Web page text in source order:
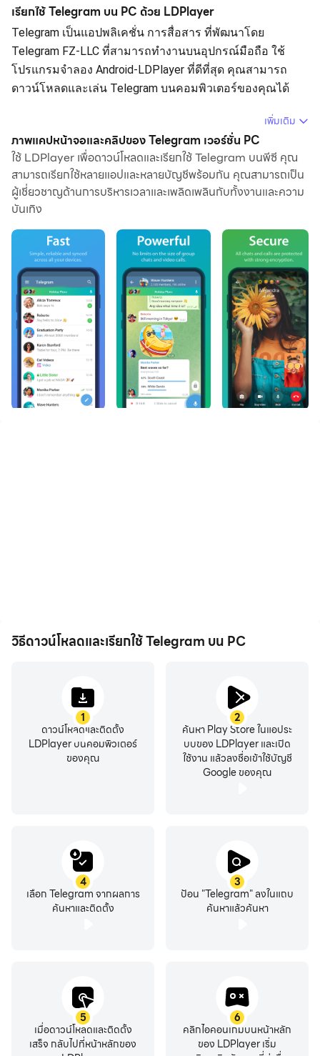
เรียกใช้ Telegram บน PC ด้วย LDPlayer
Telegram เป็นแอปพลิเคชั่น การสื่อสาร ที่พัฒนาโดย
Telegram FZ-LLC ที่สามารถทำงานบนอุปกรณ์มือถือ ใช้
โปรแกรมจำลอง Android-LDPlayer ที่ดีที่สุด คุณสามารถ
ดาวน์โหลดและเล่น Telegram บนคอมพิวเตอร์ของคุณได้
การใช้ Telegram บนคอมพิวเตอร์ คุณสามารถเรียกดูได้อย่าง
ชัดเจนบนหน้าจอขนาดใหญ่ และการควบคุมแอปพลิเคชัน
ด้วยเมาส์และคีย์บอร์ดนั้นเร็วกว่าการใช้แป้นพิมพ์หน้าจอ
สัมผัสมากและคุณจะไม่ต้องกังวลกับพลังของอุปกรณ์ของคุณ
เลย
เรียกใช้แอปพลิเคชันและบัญชีหลายรายการบนพีซีของคุณได้
ฟังก์ชันการถ่ายโอนไฟล์ทำให้การแบ่งปันรูปภาพ วิดีโอ และ
ไฟล์เป็นเรื่องง่ายมาก
ดาวน์โหลด Telegram และเรียกใช้บนพีซีของคุณ เพลิดเพลิน
ไปกับหน้าจอขนาดใหญ่และคุณภาพความคมชัดสูงของ
เวอร์ชันพีซี!
Pure instant messaging — simple, fast, secure, and synced
across all your devices. One of the top 5 most downloaded
UNLIMITED: You can send media and files, without any
require no disk space on your device, and will be securely
stored in the Telegram cloud for as long as you need it.
SECURE: We made it our mission to provide the best
security combined with ease of use. Everything on
Telegram, including chats, groups, media, etc. is encrypted
100% FREE & OPEN: Telegram has a fully documented and
free API for developers, open source apps and verifiable
builds to prove the app you download is built from the
type (.DOCX, .MP3, .ZIP, etc.) up to 2 GB each, and even
set up bots for specific tasks. Telegram is the perfect
tool for hosting online communities and coordinating
เพิ่มเติม
ภาพแคปหน้าจอและคลิปของ Telegram เวอร์ชั่น PC
ใช้ LDPlayer เพื่อดาวน์โหลดและเรียกใช้ Telegram บนพีซี คุณ
สามารถเรียกใช้หลายแอปและหลายบัญชีพร้อมกัน คุณสามารถเป็น
ผู้เชี่ยวชาญด้านการบริหารเวลาและเพลิดเพลินกับทั้งงานและความ
บันเทิง
วิธีดาวน์โหลดและเรียกใช้ Telegram บน PC
1
ดาวน์โหลดและติดตั้ง
LDPlayer บนคอมพิวเตอร์
ของคุณ
2
ค้นหา Play Store ในแอประ
บบของ LDPlayer และเปิด
ใช้งาน แล้วลงชื่อเข้าใช้บัญชี
Google ของคุณ
3
ป้อน "Telegram" ลงในแถบ
ค้นหาแล้วค้นหา
4
เลือก Telegram จากผลการ
ค้นหาและติดตั้ง
5
เมื่อดาวน์โหลดและติดตั้ง
เสร็จ กลับไปที่หน้าหลักของ
6
คลิกไอคอนเกมบนหน้าหลัก
ของ LDPlayer เริ่ม